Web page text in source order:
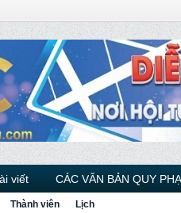
viết CÁC VĂN BẢN QUY
Thành viên Lịch